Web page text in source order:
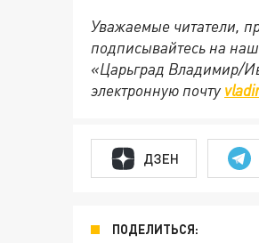
Уважаемые читатели,
подписывайтесь на наш
«Царьград Владимир/
электронную почту
ДЗЕН
ПОДЕЛИТЬСЯ: